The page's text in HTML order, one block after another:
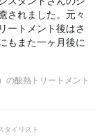
されました。元々
ートメント後はさ
もまた一ヶ月後に
の酸熱トリートメント
タイリスト